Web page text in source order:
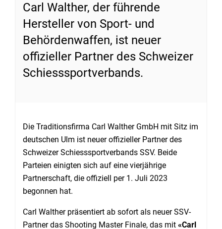
Carl Walther, der führende
Hersteller von Sport- und
Behördenwaffen, ist neuer
offizieller Partner des Schweizer
Schiesssportverbands.
Die Traditionsfirma Carl Walther GmbH mit Sitz im
deutschen Ulm ist neuer offizieller Partner des
Schweizer Schiesssportverbands SSV. Beide
Parteien einigten sich auf eine vierjährige
Partnerschaft, die offiziell per 1. Juli 2023
begonnen hat.
Carl Walther präsentiert ab sofort als neuer SSV-
Partner das Shooting Master Finale, das mit «Carl